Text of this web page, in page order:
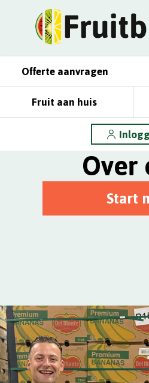
Offerte aanvragen
Fruit aan huis
Over
Start